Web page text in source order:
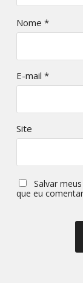
Nome *
E-mail *
Site
Salvar
que eu